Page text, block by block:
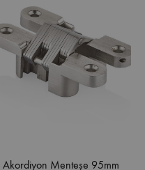
Akordiyon Menteşe 95mm